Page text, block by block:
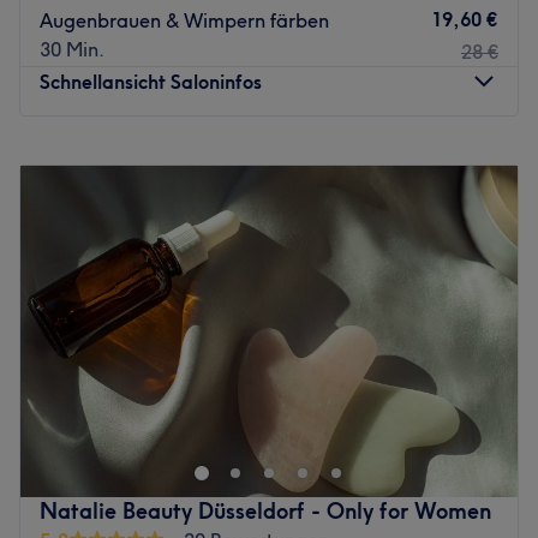
sie dich umfassend beraten und die für dich perfekt
passende Behandlung anbieten. Hier wird neben Deutsch
und Englisch auch Französisch, Italienisch, Portugiesisch,
Atmosphäre: Einladend, modern, entspannend.
Expertise: Gesichtsbehandlungen.
Produkte und Produktmarken: Hochwertige Produkte.
Extras: Kostenlose Getränke und kostenfreies WLAN.
Zurück zur Salonansicht
Augenbrauen & Wimpern färben
30 Min.
19,60 €
28 €
Schnellansicht Saloninfos
20:00
Donnerstag
10:00
20:00
Freitag
20:00
Samstag
Sonntag
Endlich unliebsamen Härchen Adé sagen – mithilfe des
Teams von Miss Saigon Nail Waxing & Sugaring in Essen.
Sicher dir jetzt deine Zeit im Paradies der Salons –
bequem und sorgenfrei online über Treatwell.
Wer kennt das nicht: täglich mühsames Rasieren von
Beinen, Achseln, Bikinizone oder anderen Körperregionen.
Natalie Beauty Düsseldorf - Only for Women